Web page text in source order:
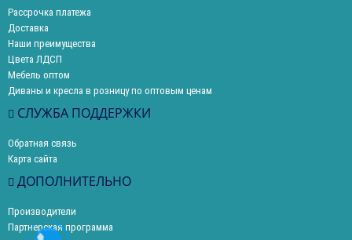
Рассрочка платежа
Доставка
Наши преимущества
Цвета ЛДСП
Мебель оптом
Диваны и кресла в розницу по оптовым ценам
СЛУЖБА ПОДДЕРЖКИ
Обратная связь
Карта сайта
ДОПОЛНИТЕЛЬНО
Производители
Партнерская программа